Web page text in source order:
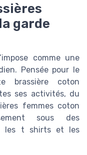
garde
comme une
Pensée pour le
brassière coton
ses activités, du
femmes coton
sous des
les t shirts et les